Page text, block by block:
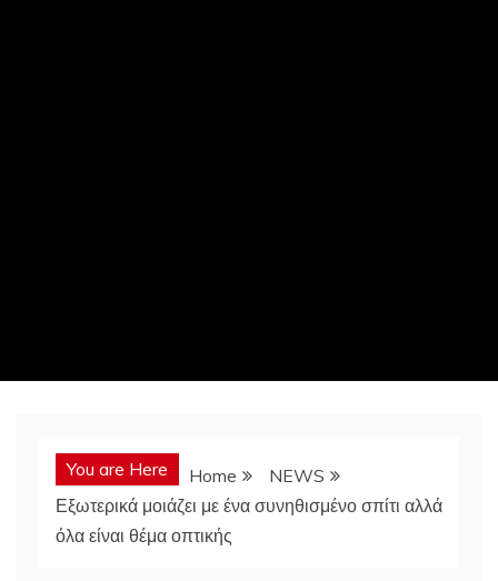
You are Here Home
NEWS
Εξωτερικά μοιάζει με ένα συνηθισμένο σπίτι αλλά
όλα είναι θέμα οπτικής